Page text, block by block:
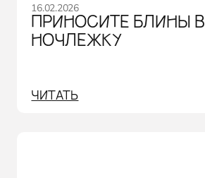
16.02.2026
ПРИНОСИТЕ БЛИНЫ В
НОЧЛЕЖКУ
ЧИТАТЬ